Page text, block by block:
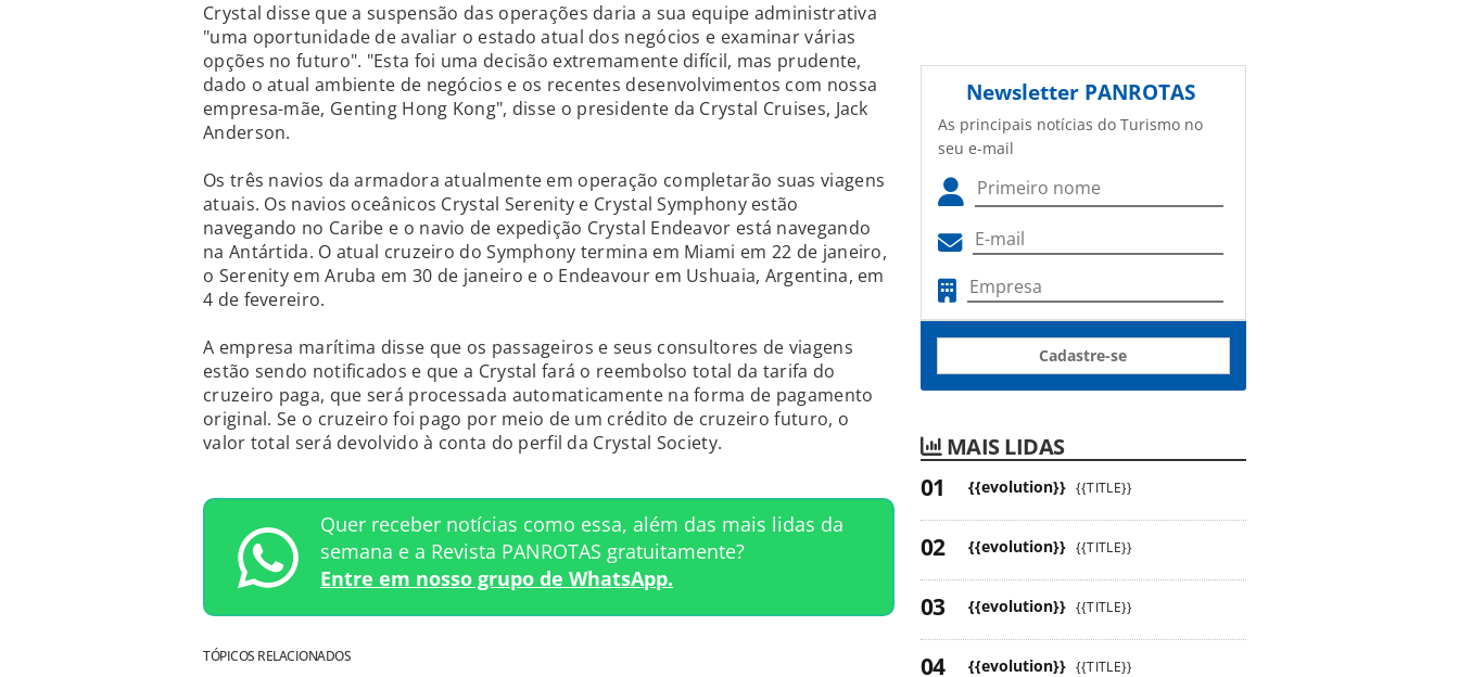
Crystal disse que a suspensão das operações daria a sua equipe administrativa
"uma oportunidade de avaliar o estado atual dos negócios e examinar várias
opções no futuro". "Esta foi uma decisão extremamente difícil, mas prudente,
dado o atual ambiente de negócios e os recentes desenvolvimentos com nossa
empresa-mãe, Genting Hong Kong", disse o presidente da Crystal Cruises, Jack
Anderson.
Os três navios da armadora atualmente em operação completarão suas viagens
atuais. Os navios oceânicos Crystal Serenity e Crystal Symphony estão
navegando no Caribe e o navio de expedição Crystal Endeavor está navegando
na Antártida. O atual cruzeiro do Symphony termina em Miami em 22 de janeiro,
o Serenity em Aruba em 30 de janeiro e o Endeavour em Ushuaia, Argentina, em
4 de fevereiro.
A empresa marítima disse que os passageiros e seus consultores de viagens
estão sendo notificados e que a Crystal fará o reembolso total da tarifa do
cruzeiro paga, que será processada automaticamente na forma de pagamento
original. Se o cruzeiro foi pago por meio de um crédito de cruzeiro futuro, o
valor total será devolvido à conta do perfil da Crystal Society.
Quer receber notícias como essa, além das mais lidas da
semana e a Revista PANROTAS gratuitamente?
Entre em nosso grupo de WhatsApp.
TÓPICOS RELACIONADOS
Newsletter PANROTAS
As principais notícias do Turismo no
seu e-mail
Cadastre-se
MAIS LIDAS
{{evolution}} {{TITLE}}
{{evolution}} {{TITLE}}
{{evolution}} {{TITLE}}
{{evolution}} {{TITLE}}